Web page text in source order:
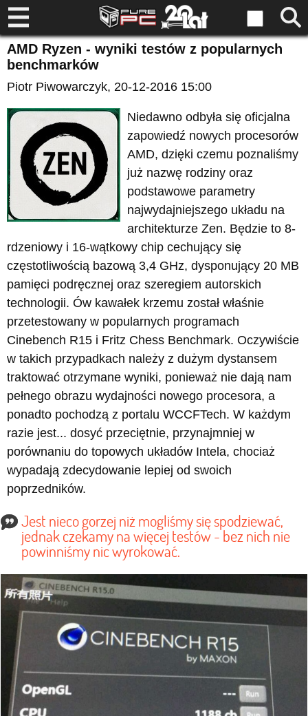
AMD Ryzen - wyniki testów z popularnych
benchmarków
Piotr Piwowarczyk, 20-12-2016 15:00
Niedawno odbyła się oficjalna
zapowiedź nowych procesorów
AMD, dzięki czemu poznaliśmy
już nazwę rodziny oraz
podstawowe parametry
najwydajniejszego układu na
architekturze Zen. Będzie to 8-
rdzeniowy i 16-wątkowy chip cechujący się
częstotliwością bazową 3,4 GHz, dysponujący 20 MB
pamięci podręcznej oraz szeregiem autorskich
technologii. Ów kawałek krzemu został właśnie
przetestowany w popularnych programach
Cinebench R15 i Fritz Chess Benchmark. Oczywiście
w takich przypadkach należy z dużym dystansem
traktować otrzymane wyniki, ponieważ nie dają nam
pełnego obrazu wydajności nowego procesora, a
ponadto pochodzą z portalu WCCFTech. W każdym
razie jest... dosyć przeciętnie, przynajmniej w
porównaniu do topowych układów Intela, chociaż
wypadają zdecydowanie lepiej od swoich
poprzedników.
Jest nieco gorzej niż mogliśmy się spodziewać,
jednak czekamy na więcej testów - bez nich nie
powinniśmy nic wyrokować.